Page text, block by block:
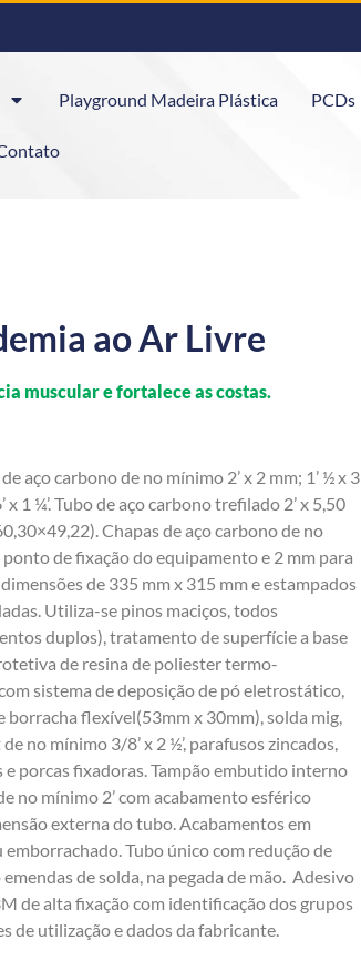
Playground Madeira Plástica PCDs
ao Ar Livre
muscular e fortalece as costas.
aço carbono de no mínimo 2’ x 2 mm; 1’ ½ x 3
x 1 ¼’. Tubo de aço carbono trefilado 2’ x 5,50
Chapas de aço carbono de no
de fixação do equipamento e 2 mm para
de 335 mm x 315 mm e estampados
Utiliza-se pinos maciços, todos
duplos), tratamento de superfície a base
de resina de poliester termo-
sistema de deposição de pó eletrostático,
borracha flexível(53mm x 30mm), solda mig,
no mínimo 3/8’ x 2 ½’, parafusos zincados,
e porcas fixadoras. Tampão embutido interno
no mínimo 2’ com acabamento esférico
externa do tubo. Acabamentos em
Tubo único com redução de
de solda, na pegada de mão. Adesivo
de alta fixação com identificação dos grupos
de utilização e dados da fabricante.